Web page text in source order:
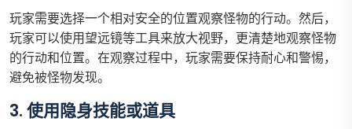
玩家需要选择一个相对安全的位置观察怪物的行动。然后，
玩家可以使用望远镜等工具来放大视野，更清楚地观察怪物
的行动和位置。在观察过程中，玩家需要保持耐心和警惕，
避免被怪物发现。
3. 使用隐身技能或道具